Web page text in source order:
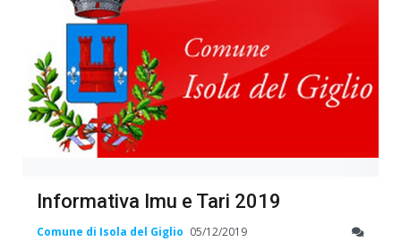
Informativa Imu e Tari 2019
Comune di Isola del Giglio 05/12/2019